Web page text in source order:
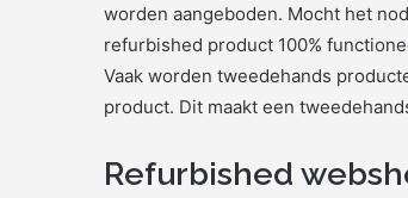
worden aangeboden. Mocht het
refurbished product 100%
Vaak worden tweedehands
product. Dit maakt een
Refurbished